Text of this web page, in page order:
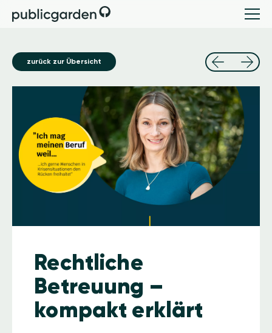
zurück zur Übersicht
Rechtliche
Betreuung –
kompakt erklärt